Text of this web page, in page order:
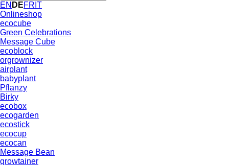
EN DEFR IT
Onlineshop
ecocube
Green Celebrations
Message Cube
ecoblock
orgrownizer
airplant
babyplant
Pflanzy
Birky
ecobox
ecogarden
ecostick
ecocup
ecocan
Message Bean
growtainer